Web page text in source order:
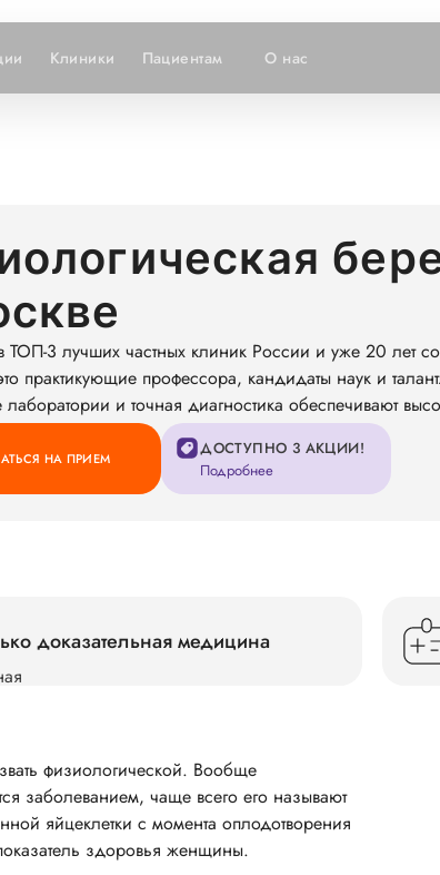
Клиники Пациентам О нас
3 лучших частных клиник России и уже 20 лет
практикующие профессора, кандидаты наук и
лаборатории и точная диагностика обеспечивают
НА ПРИЕМ
ДОСТУПНО 3 АКЦИИ!
Подробнее
доказательная медицина
физиологической. Вообще
заболеванием, чаще всего его называют
яйцеклетки с момента оплодотворения
здоровья женщины.